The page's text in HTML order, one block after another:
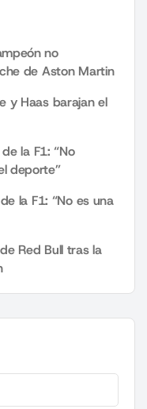
no
de Aston Martin
y Haas barajan el
la F1: “No
deporte”
la F1: “No es una
Red Bull tras la